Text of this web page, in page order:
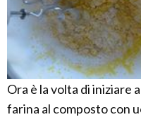
Ora è la volta di iniziare
farina al composto con